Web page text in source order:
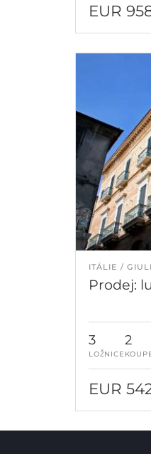
EUR
ITÁLIE
Prodej:
3
LOŽNICE
2
EUR